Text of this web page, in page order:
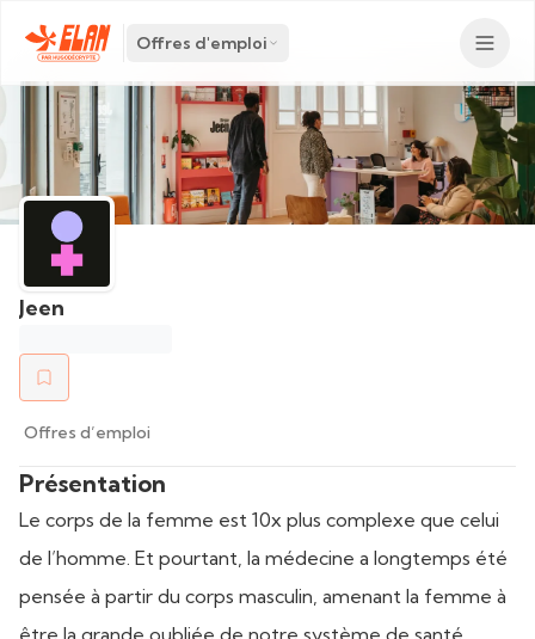
Offres d'emploi
Jeen
Offres d’emploi
Présentation
Le corps de la femme est 10x plus complexe que celui
de l’homme. Et pourtant, la médecine a longtemps été
pensée à partir du corps masculin, amenant la femme à
être la grande oubliée de notre système de santé.